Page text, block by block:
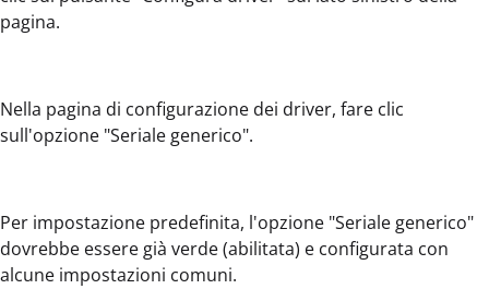
pagina.
Nella pagina di configurazione dei driver, fare clic
sull'opzione "Seriale generico".
Per impostazione predefinita, l'opzione "Seriale generico"
dovrebbe essere già verde (abilitata) e configurata con
alcune impostazioni comuni.